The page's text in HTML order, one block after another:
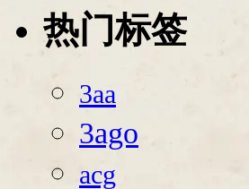
热门标签
3aa
3ago
acg